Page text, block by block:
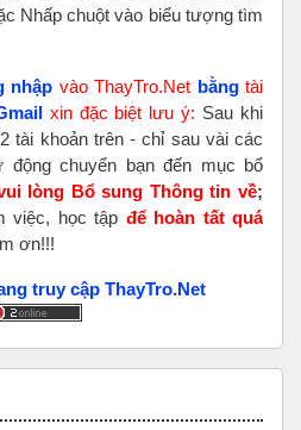
Nhấp chuột vào biểu tượng tìm
nhập vào ThayTro.Net bằngtài
xin đặc biệt lưu ý: Sau khi
tài khoản trên - chỉ sau vài các
động chuyển bạn đến mục bổ
lòng Bổ sung Thông tin về;
việc, học tập để hoàn tấtquá
ơn!!!
truy cập ThayTro.Net